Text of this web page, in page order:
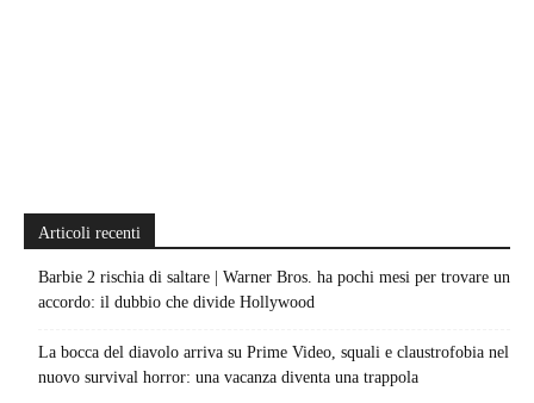
Articoli recenti
Barbie 2 rischia di saltare | Warner Bros. ha pochi mesi per trovare un
accordo: il dubbio che divide Hollywood
La bocca del diavolo arriva su Prime Video, squali e claustrofobia nel
nuovo survival horror: una vacanza diventa una trappola